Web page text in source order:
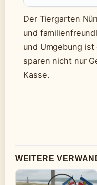
Der Tiergarten
und
und Umgebung
sparen nicht nur
Kasse.
WEITERE